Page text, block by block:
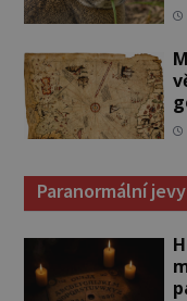
Paranormální jevy